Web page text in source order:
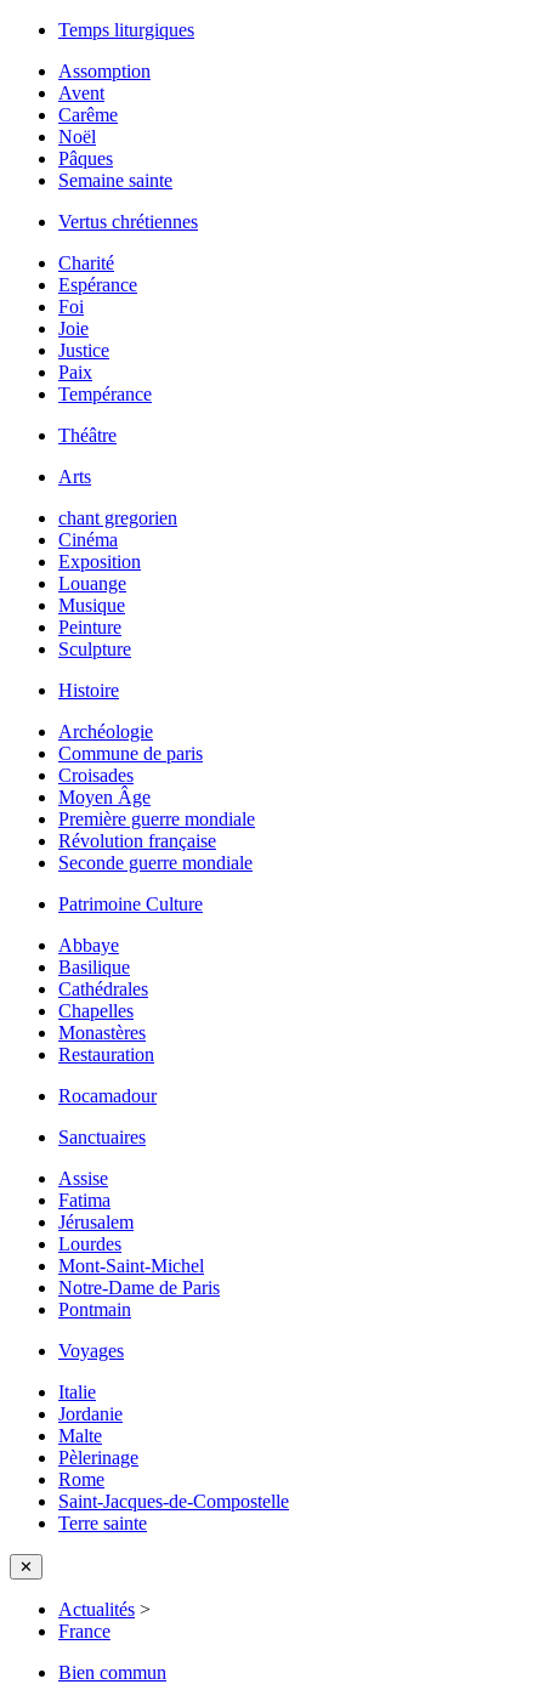
Temps liturgiques
Assomption
Avent
Carême
Noël
Pâques
Semaine sainte
Vertus chrétiennes
Charité
Espérance
Foi
Joie
Justice
Paix
Tempérance
Théâtre
Arts
chant gregorien
Cinéma
Exposition
Louange
Musique
Peinture
Sculpture
Histoire
Archéologie
Commune de paris
Croisades
Moyen Âge
Première guerre mondiale
Révolution française
Seconde guerre mondiale
Patrimoine Culture
Abbaye
Basilique
Cathédrales
Chapelles
Monastères
Restauration
Rocamadour
Sanctuaires
Assise
Fatima
Jérusalem
Lourdes
Mont-Saint-Michel
Notre-Dame de Paris
Pontmain
Voyages
Italie
Jordanie
Malte
Pèlerinage
Rome
Saint-Jacques-de-Compostelle
Terre sainte
✕
Actualités >
France
Bien commun